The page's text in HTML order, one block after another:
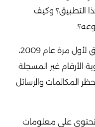
التطبيق؟ وكيف
Truecaller هو تطبيق سويدي أُطلق لأول مرة عام 2009،
غير المسجلة
المكالمات والرسائل
تحتوي على معلومات